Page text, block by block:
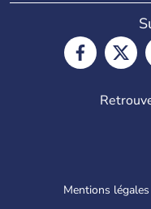
Mentions légales